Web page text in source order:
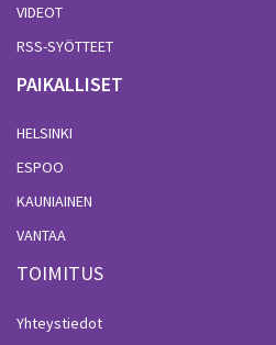
VIDEOT
RSS-SYÖTTEET
PAIKALLISET
HELSINKI
ESPOO
KAUNIAINEN
VANTAA
TOIMITUS
Yhteystiedot